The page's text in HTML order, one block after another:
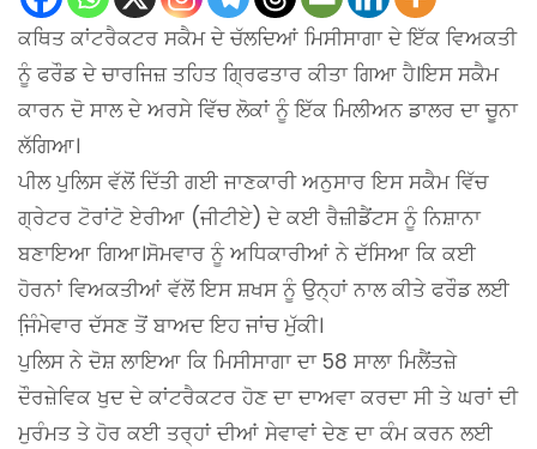
ਕਥਿਤ ਕਾਂਟਰੈਕਟਰ ਸਕੈਮ ਦੇ ਚੱਲਦਿਆਂ ਮਿਸੀਸਾਗਾ ਦੇ ਇੱਕ ਵਿਅਕਤੀ
ਨੂੰ ਫਰੌਡ ਦੇ ਚਾਰਜਿਜ਼ ਤਹਿਤ ਗ੍ਰਿਫਤਾਰ ਕੀਤਾ ਗਿਆ ਹੈ।ਇਸ ਸਕੈਮ
ਕਾਰਨ ਦੋ ਸਾਲ ਦੇ ਅਰਸੇ ਵਿੱਚ ਲੋਕਾਂ ਨੂੰ ਇੱਕ ਮਿਲੀਅਨ ਡਾਲਰ ਦਾ ਚੂਨਾ
ਲੱਗਿਆ।
ਪੀਲ ਪੁਲਿਸ ਵੱਲੋਂ ਦਿੱਤੀ ਗਈ ਜਾਣਕਾਰੀ ਅਨੁਸਾਰ ਇਸ ਸਕੈਮ ਵਿੱਚ
ਗ੍ਰੇਟਰ ਟੋਰਾਂਟੋ ਏਰੀਆ (ਜੀਟੀਏ) ਦੇ ਕਈ ਰੈਜ਼ੀਡੈਂਟਸ ਨੂੰ ਨਿਸ਼ਾਨਾ
ਬਣਾਇਆ ਗਿਆ।ਸੋਮਵਾਰ ਨੂੰ ਅਧਿਕਾਰੀਆਂ ਨੇ ਦੱਸਿਆ ਕਿ ਕਈ
ਹੋਰਨਾਂ ਵਿਅਕਤੀਆਂ ਵੱਲੋਂ ਇਸ ਸ਼ਖਸ ਨੂੰ ਉਨ੍ਹਾਂ ਨਾਲ ਕੀਤੇ ਫਰੌਡ ਲਈ
ਜਿ਼ੰਮੇਵਾਰ ਦੱਸਣ ਤੋਂ ਬਾਅਦ ਇਹ ਜਾਂਚ ਮੁੱਕੀ।
ਪੁਲਿਸ ਨੇ ਦੋਸ਼ ਲਾਇਆ ਕਿ ਮਿਸੀਸਾਗਾ ਦਾ 58 ਸਾਲਾ ਮਿਲੈਂਤਜ਼ੇ
ਦੌਰਜ਼ੇਵਿਕ ਖੁਦ ਦੇ ਕਾਂਟਰੈਕਟਰ ਹੋਣ ਦਾ ਦਾਅਵਾ ਕਰਦਾ ਸੀ ਤੇ ਘਰਾਂ ਦੀ
ਮੁਰੰਮਤ ਤੇ ਹੋਰ ਕਈ ਤਰ੍ਹਾਂ ਦੀਆਂ ਸੇਵਾਵਾਂ ਦੇਣ ਦਾ ਕੰਮ ਕਰਨ ਲਈ